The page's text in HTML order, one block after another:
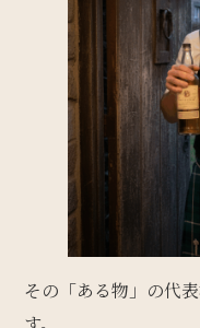
その「ある物」の代表